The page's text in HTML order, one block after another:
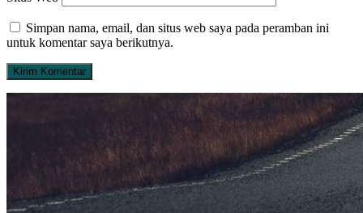
Simpan nama, email, dan situs web saya pada peramban ini
untuk komentar saya berikutnya.